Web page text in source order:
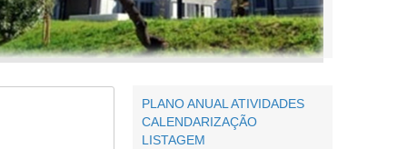
PLANO ANUAL ATIVIDADES
CALENDARIZAÇÃO
LISTAGEM